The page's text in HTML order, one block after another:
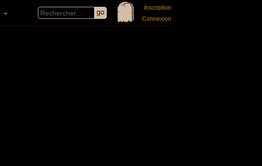
Inscription
Connexion